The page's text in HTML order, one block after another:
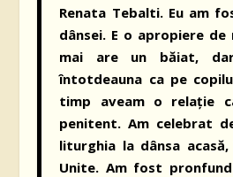
Renata Tebalti. Eu am
dânsei. E o apropiere de
mai are un băiat,
întotdeauna ca pe
timp aveam o relaţie
penitent. Am celebrat
liturghia la dânsa
Unite. Am fost